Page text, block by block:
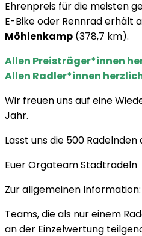
Ehrenpreis für die meisten
E-Bike oder Rennrad erhält
Möhlenkamp (378,7 km).
Allen Preisträger*innen
Allen Radler*innen
Wir freuen uns auf eine
Jahr.
Lasst uns die 500
Euer Orgateam Stadtradeln
Zur allgemeinen Information:
Teams, die als nur einem
an der Einzelwertung